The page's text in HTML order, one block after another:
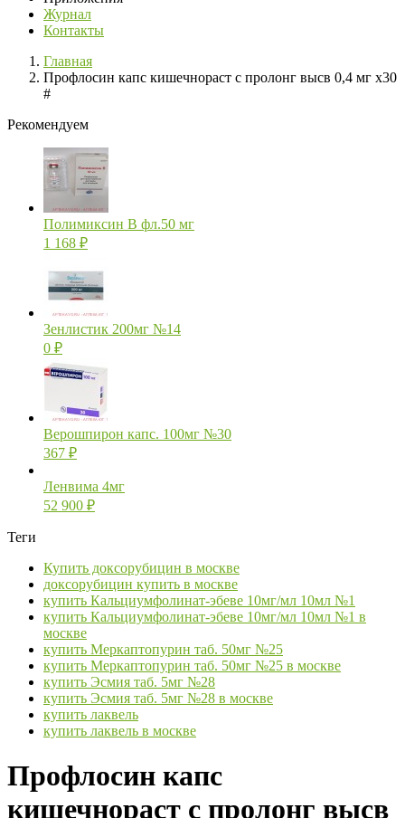
Журнал
Контакты
Главная
Профлосин капс кишечнораст с пролонг высв 0,4 мг х30
#
Рекомендуем
Полимиксин В фл.50 мг
1 168 ₽
Зенлистик 200мг №14
0 ₽
Верошпирон капс. 100мг №30
367 ₽
Ленвима 4мг
52 900 ₽
Теги
Купить доксорубицин в москве
доксорубицин купить в москве
купить Кальциумфолинат-эбеве 10мг/мл 10мл №1
купить Кальциумфолинат-эбеве 10мг/мл 10мл №1 в
москве
купить Меркаптопурин таб. 50мг №25
купить Меркаптопурин таб. 50мг №25 в москве
купить Эсмия таб. 5мг №28
купить Эсмия таб. 5мг №28 в москве
купить лаквель
купить лаквель в москве
Профлосин капс
кишечнораст с пролонг высв